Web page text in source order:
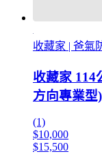
收藏家 | 爸氣
收藏家 114
方向專業型)
(1)
$10,000
$15,500